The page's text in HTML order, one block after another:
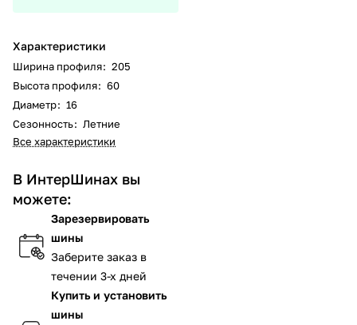
Характеристики
Ширина профиля: 205
Высота профиля: 60
Диаметр: 16
Сезонность: Летние
Все характеристики
В ИнтерШинах вы
можете:
Зарезервировать
шины
Заберите заказ в
течении 3-х дней
Купить и установить
шины